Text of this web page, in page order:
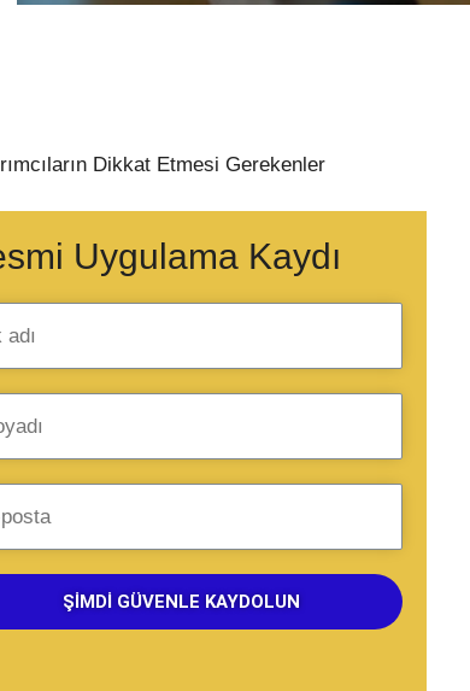
Dikkat Etmesi Gerekenler
Uygulama Kaydı
ŞIMDI GÜVENLE KAYDOLUN